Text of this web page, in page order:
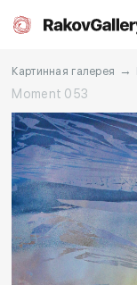
Москва
RU EN CN
Каталог
Картинная галерея →
Moment 053